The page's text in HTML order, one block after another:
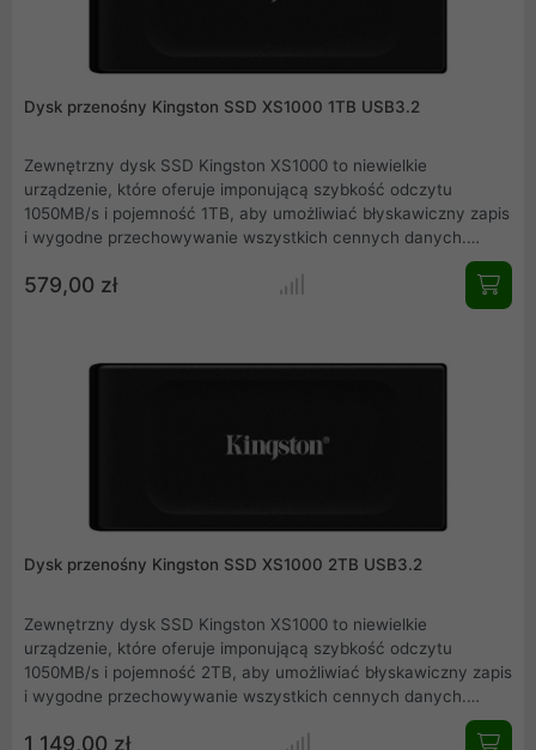
Dysk przenośny Kingston SSD XS1000 1TB USB3.2
Zewnętrzny dysk SSD Kingston XS1000 to niewielkie
urządzenie, które oferuje imponującą szybkość odczytu
1050MB/s i pojemność 1TB, aby umożliwiać błyskawiczny zapis
i wygodne przechowywanie wszystkich cennych danych.
Dzięki niezrównanej wygodzie i imponującym możliwościom
przechowywania dysk XS1000 1TB może być Twoim
niezawodnym rozwiązaniem do tworzenia kopii zapasowych
579,00 zł
Dysk przenośny Kingston SSD XS1000 2TB USB3.2
Zewnętrzny dysk SSD Kingston XS1000 to niewielkie
urządzenie, które oferuje imponującą szybkość odczytu
1050MB/s i pojemność 2TB, aby umożliwiać błyskawiczny zapis
i wygodne przechowywanie wszystkich cennych danych.
Dzięki niezrównanej wygodzie i imponującym możliwościom
przechowywania dysk XS1000 2TB może być Twoim
1 149,00 zł